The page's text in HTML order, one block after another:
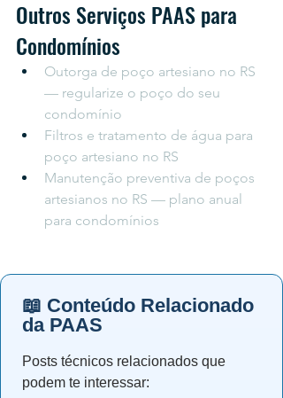
Outros Serviços PAAS para
Condomínios
Outorga de poço artesiano no RS
— regularize o poço do seu
condomínio
Filtros e tratamento de água para
poço artesiano no RS
Manutenção preventiva de poços
artesianos no RS — plano anual
para condomínios
📖 Conteúdo Relacionado
da PAAS
Posts técnicos relacionados que
podem te interessar: